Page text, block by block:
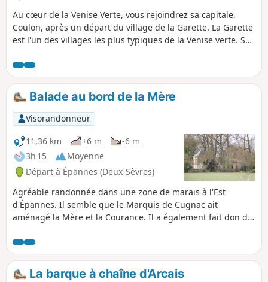
Au cœur de la Venise Verte, vous rejoindrez sa capitale,
Coulon, après un départ du village de la Garette. La Garette
est l'un des villages les plus typiques de la Venise verte. Sa
habitations de pêcheurs-paysans. Coulon est un haut lieu
touristique du Marais Poitevin, la capitale de la « Venise
Verte », c'est-à-dire sa partie orientale également connue
sous le nom de « marais mouillé », par opposition au
« marais desséché ».
Balade au bord de la Mère
Visorandonneur
11,36 km
+6 m
-6 m
3h 15
Moyenne
Départ à Épannes (Deux-Sèvres)
Agréable randonnée dans une zone de marais à l'Est
d'Épannes. Il semble que le Marquis de Cugnac ait
aménagé la Mère et la Courance. Il a également fait don de
en marais jardinés. Ce parcours permet de découvrir tous
ces aménagements et l'état de ce secteur si varié entre
marais, bois, bocage.
La barque à chaîne d'Arcais